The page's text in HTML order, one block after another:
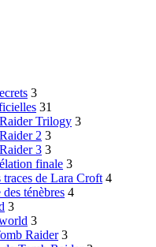
3
31
Trilogy 3
2 3
3 3
finale 3
traces de Lara Croft 4
ténèbres 4
3
3
Raider 3